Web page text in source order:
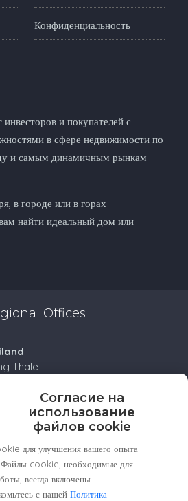
Согласие на
использование
файлов cookie
для улучшения вашего опыта
cookie, необходимые для
всегда включены.
с нашей Политика
Конфиденциальность
инвесторов и покупателей с
в сфере недвижимости по
и самым динамичным рынкам
в городе или в горах —
найти идеальный дом или
Offices
Thale
Tower 8th Floor